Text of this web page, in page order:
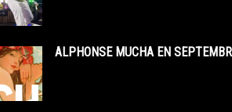
ALPHONSE MUCHA EN